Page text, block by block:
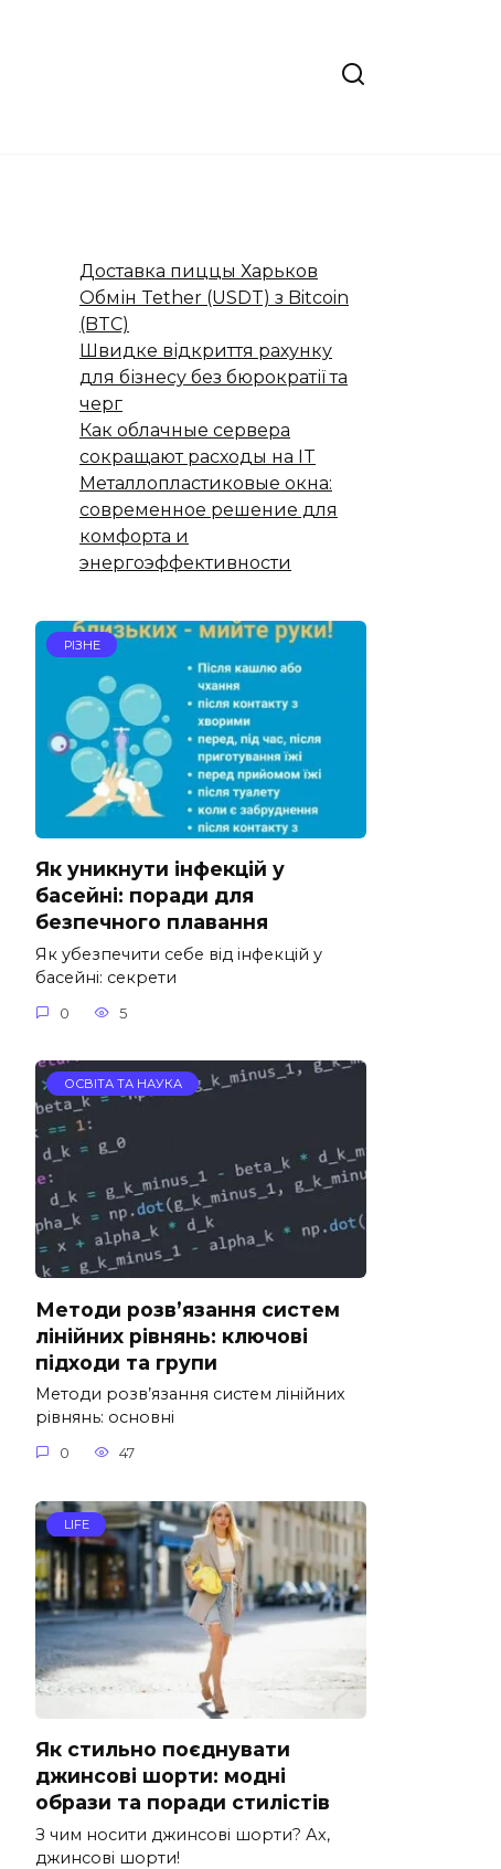
Доставка пиццы Харьков
Обмін Tether (USDT) з Bitcoin
(BTC)
Швидке відкриття рахунку
для бізнесу без бюрократії та
черг
Как облачные сервера
сокращают расходы на IT
Металлопластиковые окна:
современное решение для
комфорта и
энергоэффективности
РІЗНЕ
Як уникнути інфекцій у
басейні: поради для
безпечного плавання
Як убезпечити себе від інфекцій у
басейні: секрети
0 5
ОСВІТА ТА НАУКА
Методи розв’язання систем
лінійних рівнянь: ключові
підходи та групи
Методи розв’язання систем лінійних
рівнянь: основні
0 47
LIFE
Як стильно поєднувати
джинсові шорти: модні
образи та поради стилістів
З чим носити джинсові шорти? Ах,
джинсові шорти!